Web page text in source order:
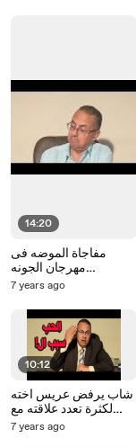
14:20
مفاجاة الموضه فى
مهرجان الجونه
السينمائى وفيلم يوم
حنفى السيد
7 years ago
10:12
شاب يرفض عريس اخته
لكثرة تعدد علاقته مع
البنات ولم يكتفى بذالك
7 years ago